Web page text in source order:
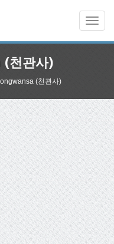
천관사)
(천관사)